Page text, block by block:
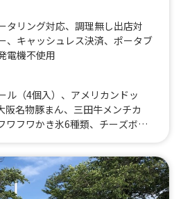
タリング対応、 調理無し出店対
、 キャッシュレス決済、 ポータブ
電機不使用
ル（4個入）、アメリカンドッ
阪名物豚まん、三田牛メンチカ
ワフワかき氷6種類、チーズボー
ーアルコール、三田牛メンチカ
の他サイドメニュー、牛丼、ふわ